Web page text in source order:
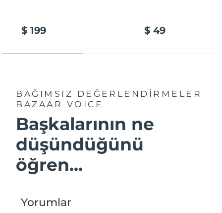
$ 199 $ 49
BAĞIMSIZ DEĞERLENDİRMELER
BAZAAR VOICE
Başkalarının ne
düşündüğünü
öğren...